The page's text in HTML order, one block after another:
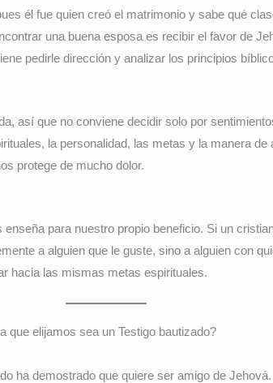
él fue quien creó el matrimonio y sabe qué
una buena esposa es recibir el favor de
pedirle dirección y analizar los principios
así que no conviene decidir solo por
la personalidad, las metas y la manera de
protege de mucho dolor.
para nuestro propio beneficio. Si un
a alguien que le guste, sino a alguien con
hacia las mismas metas espirituales.
que elijamos sea un Testigo bautizado?
ha demostrado que quiere ser amigo de